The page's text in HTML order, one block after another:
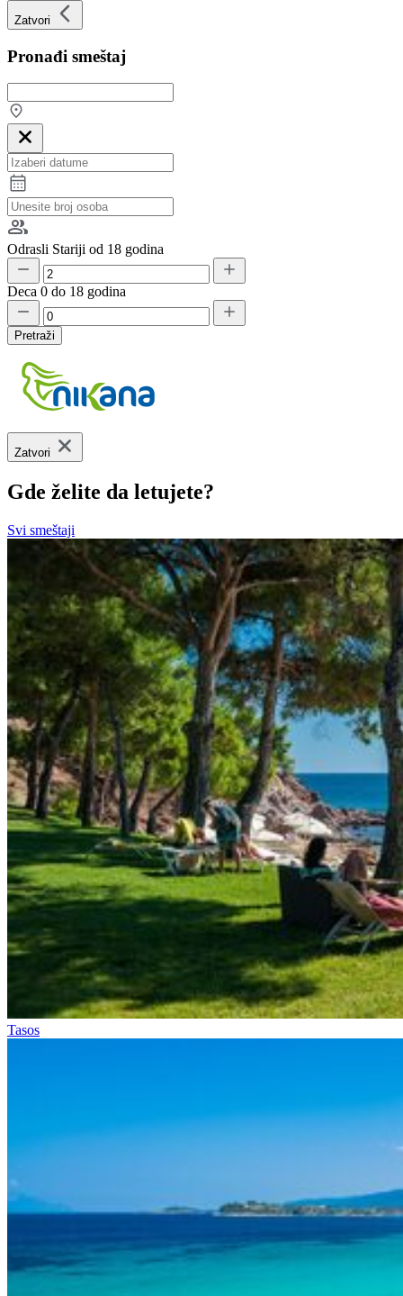
Zatvori
Pronađi smeštaj
Odrasli Stariji od 18 godina
Deca 0 do 18 godina
Pretraži
Zatvori
Gde želite da letujete?
Svi smeštaji
Tasos